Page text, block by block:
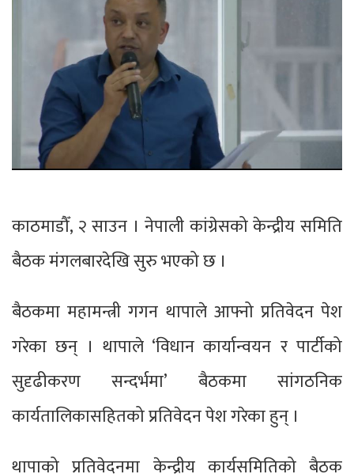
काठमाडौँ, २ साउन । नेपाली कांग्रेसको केन्द्रीय समिति
बैठक मंगलबारदेखि सुरु भएको छ ।
बैठकमा महामन्त्री गगन थापाले आफ्नो प्रतिवेदन पेश
गरेका छन् । थापाले ‘विधान कार्यान्वयन र पार्टीको
सुदृढीकरण सन्दर्भमा’ बैठकमा सांगठनिक
कार्यतालिकासहितको प्रतिवेदन पेश गरेका हुन् ।
थापाको प्रतिवेदनमा केन्द्रीय कार्यसमितिको बैठक